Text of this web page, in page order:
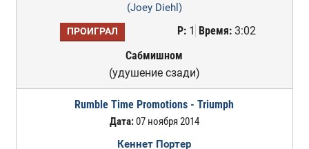
(Joey Diehl)
ПРОИГРАЛ Р:1 Время:3:02
Сабмишном
(удушение сзади)
Rumble Time Promotions - Triumph
Дата:07 ноября 2014
Кеннет Портер